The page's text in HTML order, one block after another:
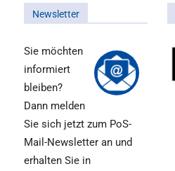
Newsletter
Sie möchten
informiert
bleiben?
Dann melden
Sie sich jetzt zum PoS-
Mail-Newsletter an und
erhalten Sie in